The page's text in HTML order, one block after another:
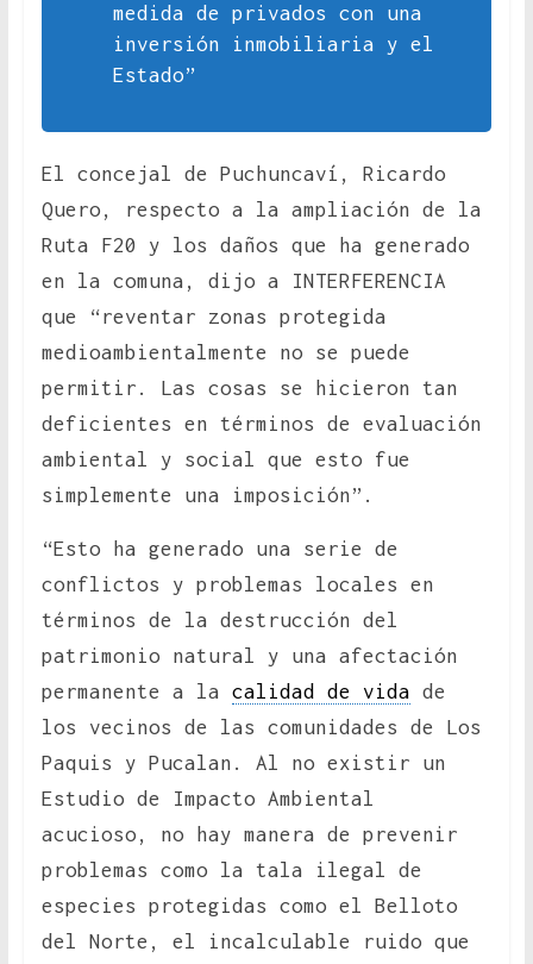
medida de privados con una
inversión inmobiliaria y el
Estado”
El concejal de Puchuncaví, Ricardo
Quero, respecto a la ampliación de la
Ruta F20 y los daños que ha generado
en la comuna, dijo a INTERFERENCIA
que “reventar zonas protegida
medioambientalmente no se puede
permitir. Las cosas se hicieron tan
deficientes en términos de evaluación
ambiental y social que esto fue
simplemente una imposición”.
“Esto ha generado una serie de
conflictos y problemas locales en
términos de la destrucción del
patrimonio natural y una afectación
permanente a la calidad de vida de
los vecinos de las comunidades de Los
Paquis y Pucalan. Al no existir un
Estudio de Impacto Ambiental
acucioso, no hay manera de prevenir
problemas como la tala ilegal de
especies protegidas como el Belloto
del Norte, el incalculable ruido que